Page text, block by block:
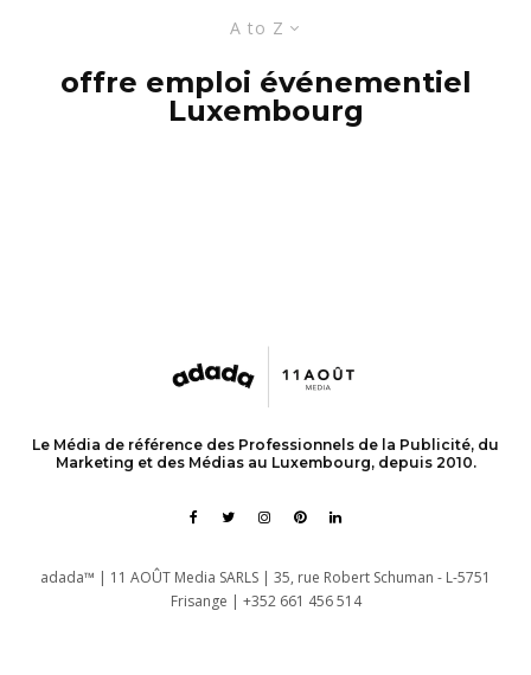
A to Z
offre emploi événementiel
Luxembourg
Le Média de référence des Professionnels de la Publicité, du
Marketing et des Médias au Luxembourg, depuis 2010.
adada™ | 11 AOÛT Media SARLS | 35, rue Robert Schuman - L-5751
Frisange | +352 661 456 514